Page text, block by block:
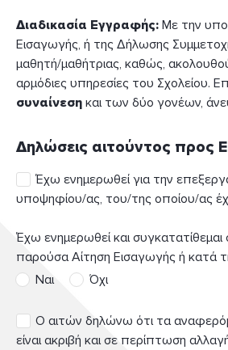
Δήμος
/ Πόλη
Αριθμός
Τ.Κ.
Επαγγελματική
θέση
Επικοινωνία
επικοινωνίας
Κινητό
τηλέφωνο
Δήμος
/ Πόλη
Αριθμός
Τ.Κ.
Επαγγελματική
θέση
Επικοινωνία
επικοινωνίας
Κινητό
τηλέφωνο
Τ.Κ.
/ Πόλη
/ Νομός
Χώρα
Email
Στοιχεία
πατέρα
υποψηφίου
Όνομα
Ονοματεπώνυμο
μητρώου
Ονοματεπώνυμο
μητρώου
Ονοματεπώνυμο
μητρώου
Ονοματεπώνυμο
μητρώου
Διαδικασία Εγγραφής: Με την
Εισαγωγής, ή της Δήλωσης
μαθητή/μαθήτριας, καθώς,
αρμόδιες υπηρεσίες του Σχολείου.
συναίνεση και των δύο γονέων,
Δηλώσεις αιτούντος προς
Έχω ενημερωθεί για την
υποψηφίου/ας, του/της οποίου/ας
Έχω ενημερωθεί και
παρούσα Αίτηση Εισαγωγής ή κατά
Ναι
Όχι
Ο αιτών δηλώνω ότι τα
είναι ακριβή και σε περίπτωση